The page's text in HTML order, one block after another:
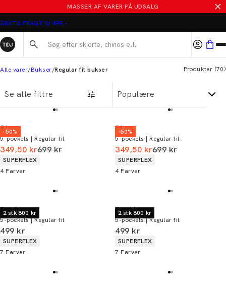
MASSER AF VARER PÅ UDSALG
Søg her...
Alle varer Bukser Regular fit bukser Produkter (70)
Se alle filtre
-50%
Bison
5-pockets | Regular fit
349,50 krI alt (uden rabat)
699 kr
Produkt egenskaber
SUPERFLEX
4 Farver
-50%
Bison
5-pockets | Regular fit
349,50 krI alt (uden rabat)
699 kr
Produkt egenskaber
SUPERFLEX
4 Farver
2 stk 800 kr
Jack's
5-pockets | Regular fit
I alt (inkl. rabat)
499 kr
Produkt egenskaber
SUPERFLEX
7 Farver
2 stk 800 kr
Jack's
5-pockets | Regular fit
I alt (inkl. rabat)
499 kr
Produkt egenskaber
SUPERFLEX
7 Farver